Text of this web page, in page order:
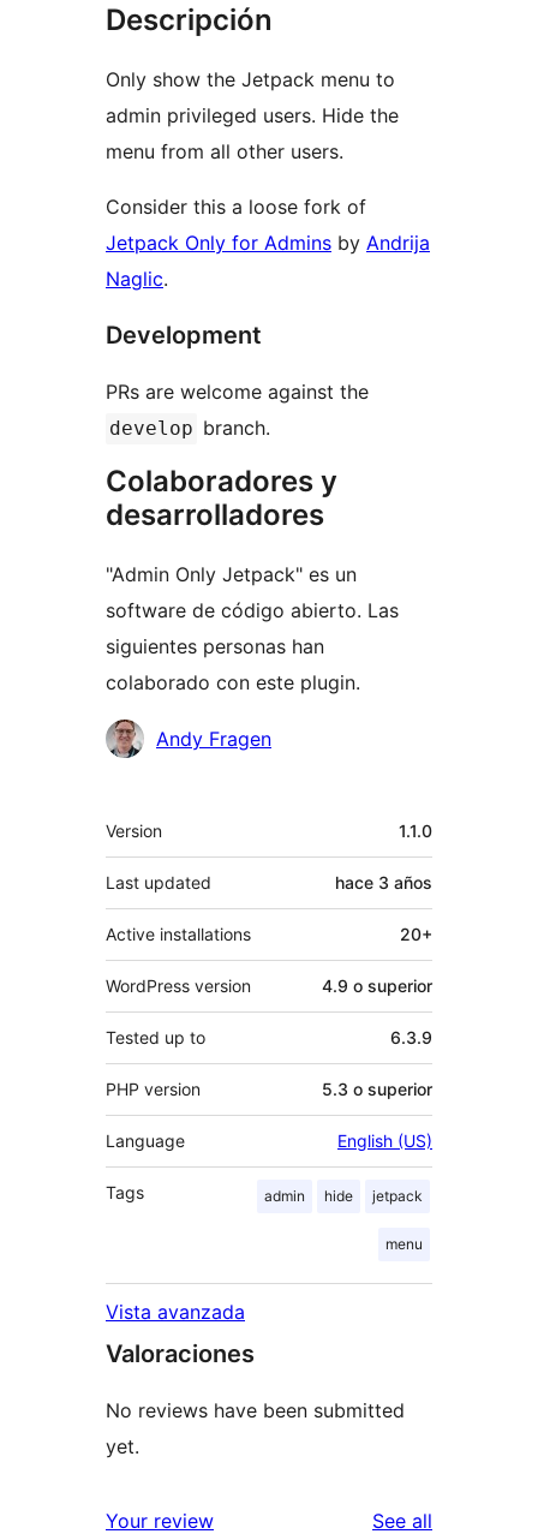
Descripción
Only show the Jetpack menu to
admin privileged users. Hide the
menu from all other users.
Consider this a loose fork of
Jetpack Only for Admins by Andrija
Naglic.
Development
PRs are welcome against the
develop branch.
Colaboradores y
desarrolladores
"Admin Only Jetpack" es un
software de código abierto. Las
siguientes personas han
colaborado con este plugin.
Colaboradores
Andy Fragen
Meta
Version 1.1.0
Last updated hace 3 años
Active installations 20+
WordPress version 4.9 o superior
Tested up to 6.3.9
PHP version 5.3 o superior
Language English (US)
Tags admin hide jetpack
menu
Vista avanzada
Valoraciones
No reviews have been submitted
yet.
Your review See all